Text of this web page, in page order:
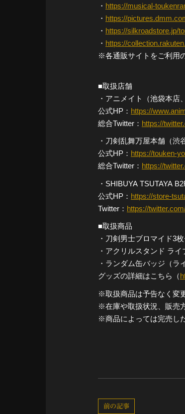
・ https://musical-
・ https://
・ https://silkroadstore.jp/
・ https://
※各通販サイトをご利用
■取扱店舗
・アニメイト（池袋本店
公式HP： https://
総合Twitter： https://
・刀剣乱舞万屋本舗（渋
公式HP： https://touken-
総合Twitter： https://
・SHIBUYA TSUTAYA
公式HP： https://store-
Twitter： https://
■取扱商品
・刀剣男士ブロマイド3
・アクリルスタンド ラ
・ランダム缶バッジ（ラ
グッズの詳細はこちら（
※取扱商品は予告なく変
※在庫や取扱状況、販売
※商品によっては完売し
前の記事